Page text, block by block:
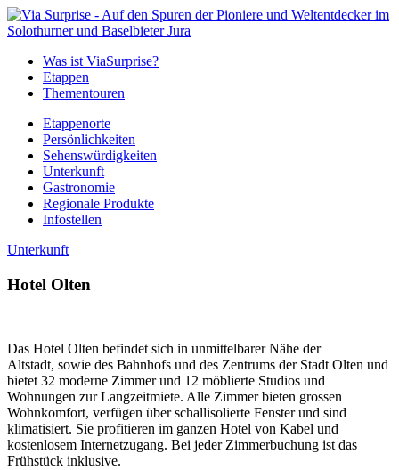
Was ist ViaSurprise?
Etappen
Thementouren
Etappenorte
Persönlichkeiten
Sehenswürdigkeiten
Unterkunft
Gastronomie
Regionale Produkte
Infostellen
Unterkunft
Hotel Olten
Das Hotel Olten befindet sich in unmittelbarer Nähe der
Altstadt, sowie des Bahnhofs und des Zentrums der Stadt Olten und
bietet 32 moderne Zimmer und 12 möblierte Studios und
Wohnungen zur Langzeitmiete. Alle Zimmer bieten grossen
Wohnkomfort, verfügen über schallisolierte Fenster und sind
klimatisiert. Sie profitieren im ganzen Hotel von Kabel und
kostenlosem Internetzugang. Bei jeder Zimmerbuchung ist das
Frühstück inklusive.